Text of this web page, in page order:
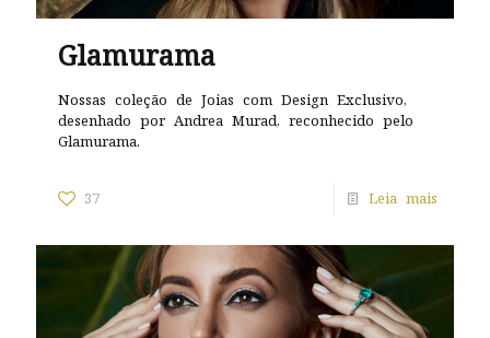
Glamurama
Nossas coleção de Joias com Design Exclusivo,
desenhado por Andrea Murad, reconhecido pelo
Glamurama.
37
Leia mais